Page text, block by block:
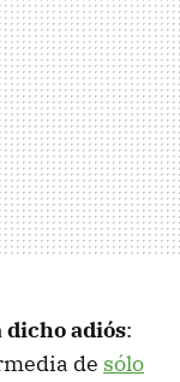
dicho adiós:
de sólo